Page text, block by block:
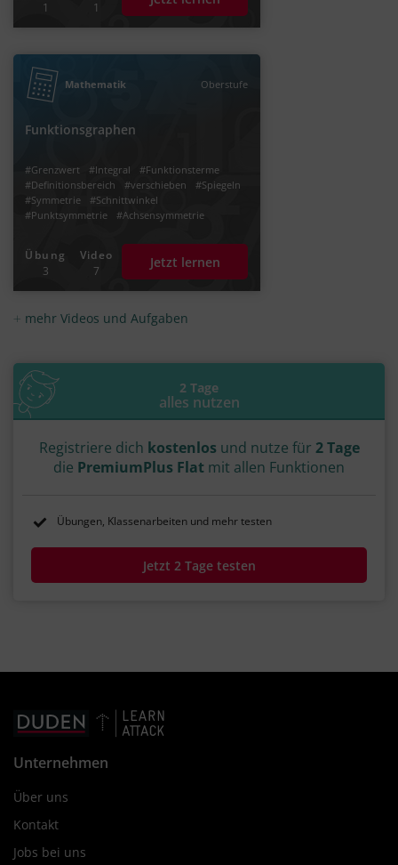
1 1
Mathematik Oberstufe
Funktionsgraphen
#Grenzwert #Integral
#Funktionsterme
#Definitionsbereich
#verschieben
#Spiegeln
#Symmetrie
#Schnittwinkel
#Punktsymmetrie
#Achsensymmetrie
Übung
3
Video
7
Jetzt lernen
mehr Videos und Aufgaben
2 Tage
alles nutzen
Registriere dich kostenlos und nutze für 2 Tage
die PremiumPlus Flat mit allen Funktionen
Übungen, Klassenarbeiten und mehr testen
Jetzt 2 Tage testen
Unternehmen
Über uns
Kontakt
Jobs bei uns